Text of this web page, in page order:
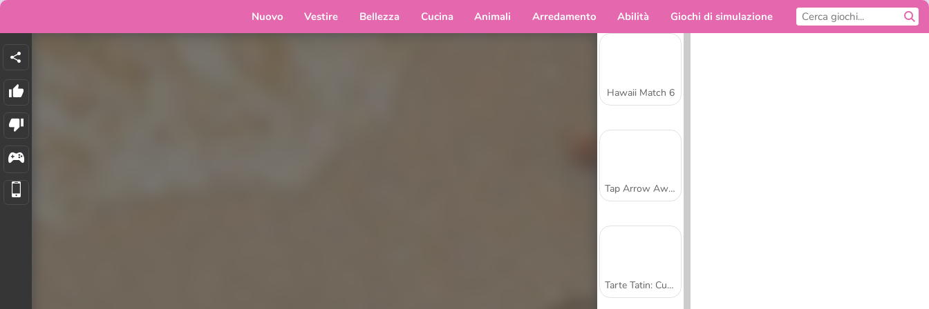
Nuovo Vestire Bellezza Cucina Animali Arredamento Abilità Giochi di simulazione
Hawaii Match 6
Tap Arrow Away
Tarte Tatin: Cucina con Sara